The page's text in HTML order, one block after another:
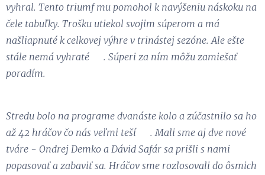
vyhral. Tento triumf mu pomohol k navýšeniu náskoku na
čele tabuľky. Trošku utiekol svojim súperom a má
našliapnuté k celkovej výhre v trinástej sezóne. Ale ešte
stále nemá vyhraté 😉. Súperi za ním môžu zamiešať
poradím.
Stredu bolo na programe dvanáste kolo a zúčastnilo sa ho
až 42 hráčov čo nás veľmi teší 😃. Mali sme aj dve nové
tváre - Ondrej Demko a Dávid Safár sa prišli s nami
popasovať a zabaviť sa. Hráčov sme rozlosovali do ôsmich